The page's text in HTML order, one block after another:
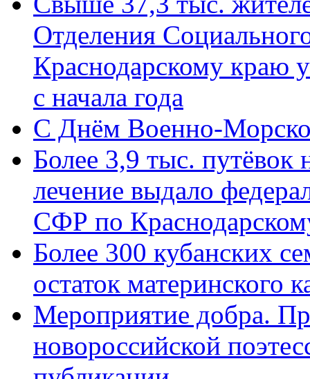
Отделения
Краснодарскому краю
с начала года
C Днём Военно-
Более 3,9 тыс. путёвок
лечение выдало
СФР по
Более 300 кубанских
остаток материнского
Мероприятие добра.
новороссийской